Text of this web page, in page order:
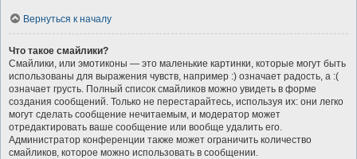
Вернуться к началу
Что такое смайлики?
Смайлики, или эмотиконы — это маленькие картинки, которые могут быть
использованы для выражения чувств, например :) означает радость, а :(
означает грусть. Полный список смайликов можно увидеть в форме
создания сообщений. Только не перестарайтесь, используя их: они легко
могут сделать сообщение нечитаемым, и модератор может
отредактировать ваше сообщение или вообще удалить его.
Администратор конференции также может ограничить количество
смайликов, которое можно использовать в сообщении.